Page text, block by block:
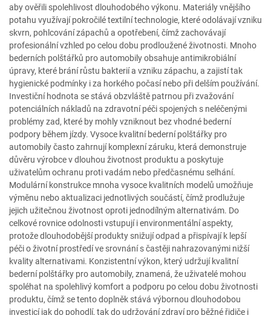
aby ověřili spolehlivost dlouhodobého výkonu. Materiály vnějšího
potahu využívají pokročilé textilní technologie, které odolávají vzniku
skvrn, pohlcování zápachů a opotřebení, čímž zachovávají
profesionální vzhled po celou dobu prodloužené životnosti. Mnoho
bederních polštářků pro automobily obsahuje antimikrobiální
úpravy, které brání růstu bakterií a vzniku zápachu, a zajistí tak
hygienické podmínky i za horkého počasí nebo při delším používání.
Investiční hodnota se stává obzvláště patrnou při zvažování
potenciálních nákladů na zdravotní péči spojených s neléčenými
problémy zad, které by mohly vzniknout bez vhodné bederní
podpory během jízdy. Vysoce kvalitní bederní polštářky pro
automobily často zahrnují komplexní záruku, která demonstruje
důvěru výrobce v dlouhou životnost produktu a poskytuje
uživatelům ochranu proti vadám nebo předčasnému selhání.
Modulární konstrukce mnoha vysoce kvalitních modelů umožňuje
výměnu nebo aktualizaci jednotlivých součástí, čímž prodlužuje
jejich užitečnou životnost oproti jednodílným alternativám. Do
celkové rovnice odolnosti vstupují i environmentální aspekty,
protože dlouhodobější produkty snižují odpad a přispívají k lepší
péči o životní prostředí ve srovnání s častěji nahrazovanými nižší
kvality alternativami. Konzistentní výkon, který udržují kvalitní
bederní polštářky pro automobily, znamená, že uživatelé mohou
spoléhat na spolehlivý komfort a podporu po celou dobu životnosti
produktu, čímž se tento doplněk stává výbornou dlouhodobou
investicí jak do pohodlí, tak do udržování zdraví pro běžné řidiče i